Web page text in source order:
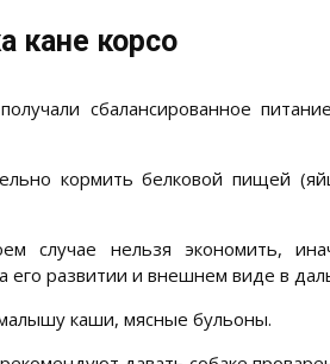
кане корсо
сбалансированное
кормить белковой пищей
случае нельзя экономить,
его развитии и внешнем виде в
каши, мясные бульоны.